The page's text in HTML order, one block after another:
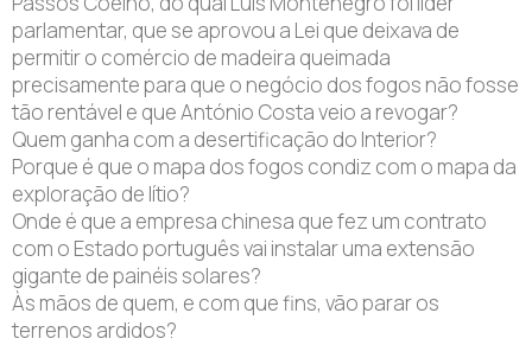
parlamentar, que se aprovou a Lei que deixava de
permitir o comércio de madeira queimada
precisamente para que o negócio dos fogos não fosse
tão rentável e que António Costa veio a revogar?
Quem ganha com a desertificação do Interior?
Porque é que o mapa dos fogos condiz com o mapa da
exploração de lítio?
Onde é que a empresa chinesa que fez um contrato
com o Estado português vai instalar uma extensão
gigante de painéis solares?
Às mãos de quem, e com que fins, vão parar os
terrenos ardidos?